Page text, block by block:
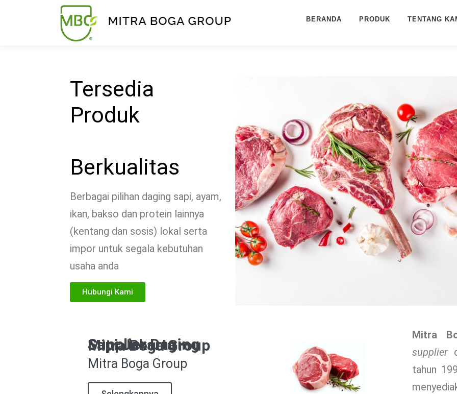
BERANDA PRODUK TENTANG
Tersedia
Produk
Berkualitas
Berbagai pilihan daging sapi, ayam,
ikan, bakso dan protein lainnya
(kentang dan sosis) lokal serta
impor untuk segala kebutuhan
usaha anda
Hubungi Kami
Supplier Daging Sapi Jakarta – Mitra Boga Group
Mitra Boga Group
Mitra
supplier
tahun